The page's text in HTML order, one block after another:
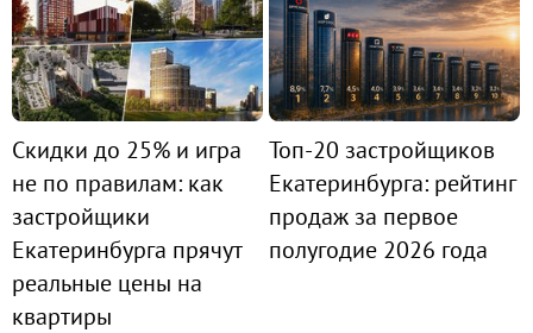
Скидки до 25% и игра
не по правилам: как
застройщики
Екатеринбурга прячут
реальные цены на
квартиры
Топ-20 застройщиков
Екатеринбурга: рейтинг
продаж за первое
полугодие 2026 года